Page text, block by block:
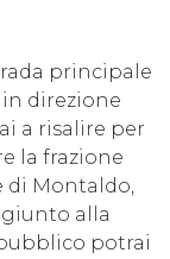
principale
direzione
a risalire per
la frazione
di Montaldo,
giunto alla
potrai